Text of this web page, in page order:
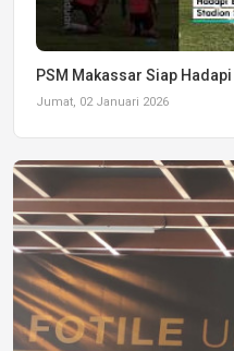
PSM Makassar Siap
Jumat, 02 Januari 2026